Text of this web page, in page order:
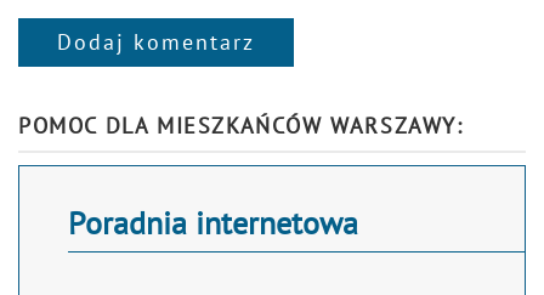
Dodaj komentarz
POMOC DLA MIESZKAŃCÓW WARSZAWY:
Poradnia internetowa